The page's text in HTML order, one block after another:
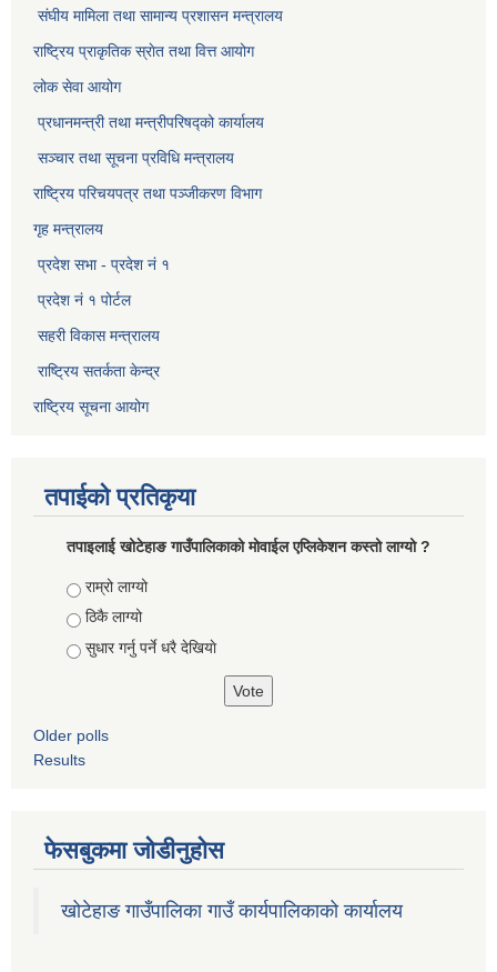
संघीय मामिला तथा सामान्य प्रशासन मन्त्रालय
राष्ट्रिय प्राकृतिक स्राेत तथा वित्त आयोग
लोक सेवा आयोग
प्रधानमन्त्री तथा मन्त्रीपरिषद्को कार्यालय
सञ्‍चार तथा सूचना प्रविधि मन्त्रालय
राष्ट्रिय परिचयपत्र तथा पञ्जीकरण विभाग​
गृह मन्त्रालय
प्रदेश सभा - प्रदेश नं १
प्रदेश नं १ पोर्टल
सहरी विकास मन्त्रालय
राष्ट्रिय सतर्कता केन्द्र
राष्ट्रिय सूचना आयोग
तपाईको प्रतिकृया
तपाइलाई खोटेहाङ गाउँपालिकाको माेवाईल एप्लिकेशन कस्तो लाग्यो ?
Choices
राम्रो लाग्यो
ठिकै लाग्यो
सुधार गर्नु पर्ने धरै देखियाे
Older polls
Results
फेसबुकमा जोडीनुहोस
खोटेहाङ गाउँपालिका गाउँ कार्यपालिकाको कार्यालय